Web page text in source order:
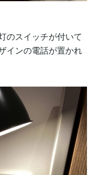
のスイッチが付いて
インの電話が置かれ